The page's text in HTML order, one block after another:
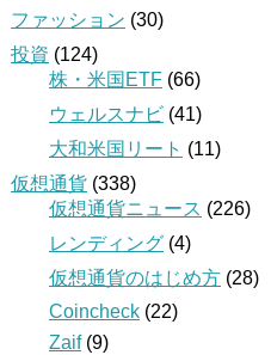
ファッション (30)
投資 (124)
株・米国ETF (66)
ウェルスナビ (41)
大和米国リート (11)
仮想通貨 (338)
仮想通貨ニュース (226)
レンディング (4)
仮想通貨のはじめ方 (28)
Coincheck (22)
Zaif(9)